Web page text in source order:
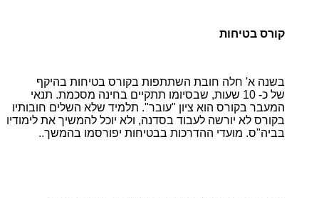
קורס בטיחות
בשנה א' חלה חובת השתתפות בקורס בטיחות בהיקף
של כ- 10 שעות, שבסיומו תתקיים בחינה מסכמת. תנאי
המעבר בקורס הוא ציון "עובר". תלמיד שלא השלים חובותיו
בקורס לא יורשה לעבוד בסדנה, ולא יוכל להמשיך את לימודיו
בביה"ס. מועדי ההדרכות בבטיחות יפורסמו בהמשך..